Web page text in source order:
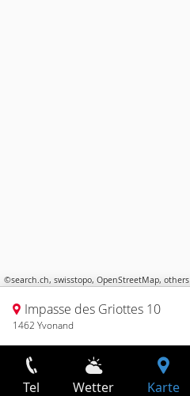
©search.ch, swisstopo, OpenStreetMap, others
Impasse des Griottes 10
1462 Yvonand
Tel Wetter Karte